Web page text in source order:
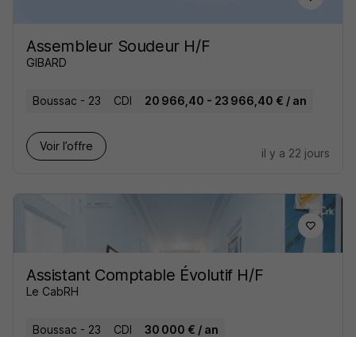
Assembleur Soudeur H/F
GIBARD
Boussac - 23 CDI 20 966,40 - 23 966,40 € / an
Voir l’offre
il y a 22 jours
Assistant Comptable Évolutif H/F
Le CabRH
Boussac - 23 CDI 30 000 € / an